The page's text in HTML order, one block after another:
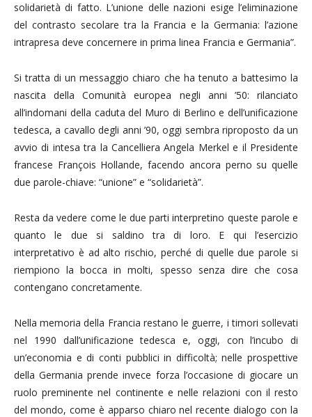
solidarietà di fatto. L’unione delle nazioni esige l’eliminazione
del contrasto secolare tra la Francia e la Germania: l’azione
intrapresa deve concernere in prima linea Francia e Germania”.
Si tratta di un messaggio chiaro che ha tenuto a battesimo la
nascita della Comunità europea negli anni ’50: rilanciato
all’indomani della caduta del Muro di Berlino e dell’unificazione
tedesca, a cavallo degli anni ’90, oggi sembra riproposto da un
avvio di intesa tra la Cancelliera Angela Merkel e il Presidente
francese François Hollande, facendo ancora perno su quelle
due parole-chiave: “unione” e “solidarietà”.
Resta da vedere come le due parti interpretino queste parole e
quanto le due si saldino tra di loro. E qui l’esercizio
interpretativo è ad alto rischio, perché di quelle due parole si
riempiono la bocca in molti, spesso senza dire che cosa
contengano concretamente.
Nella memoria della Francia restano le guerre, i timori sollevati
nel 1990 dall’unificazione tedesca e, oggi, con l’incubo di
un’economia e di conti pubblici in difficoltà; nelle prospettive
della Germania prende invece forza l’occasione di giocare un
ruolo preminente nel continente e nelle relazioni con il resto
del mondo, come è apparso chiaro nel recente dialogo con la